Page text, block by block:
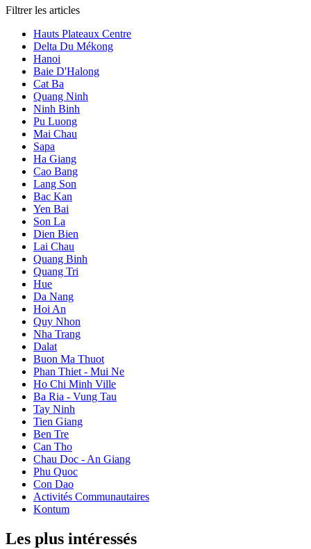
Filtrer les articles
Hauts Plateaux Centre
Delta Du Mékong
Hanoi
Baie D'Halong
Cat Ba
Quang Ninh
Ninh Binh
Pu Luong
Mai Chau
Sapa
Ha Giang
Cao Bang
Lang Son
Bac Kan
Yen Bai
Son La
Dien Bien
Lai Chau
Quang Binh
Quang Tri
Hue
Da Nang
Hoi An
Quy Nhon
Nha Trang
Dalat
Buon Ma Thuot
Phan Thiet - Mui Ne
Ho Chi Minh Ville
Ba Ria - Vung Tau
Tay Ninh
Tien Giang
Ben Tre
Can Tho
Chau Doc - An Giang
Phu Quoc
Con Dao
Activités Communautaires
Kontum
Les plus intéressés